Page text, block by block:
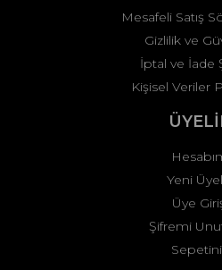
Mesafeli Satış
Gizlilik ve
İptal ve İade
Kişisel Veriler
Yeni
Üye
Şifremi